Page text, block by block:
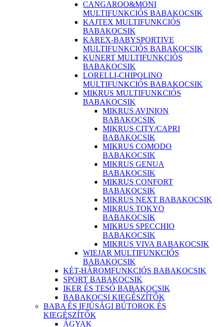
CANGAROO&MONI
MULTIFUNKCIÓS BABAKOCSIK
KAJTEX MULTIFUNKCIÓS
BABAKOCSIK
KAREX-BABYSPORTIVE
MULTIFUNKCIÓS BABAKOCSIK
KUNERT MULTIFUNKCIÓS
BABAKOCSIK
LORELLI-CHIPOLINO
MULTIFUNKCIÓS BABAKOCSIK
MIKRUS MULTIFUNKCIÓS
BABAKOCSIK
MIKRUS AVINION
BABAKOCSIK
MIKRUS CITY/CAPRI
BABAKOCSIK
MIKRUS COMODO
BABAKOCSIK
MIKRUS GENUA
BABAKOCSIK
MIKRUS CONFORT
BABAKOCSIK
MIKRUS NEXT BABAKOCSIK
MIKRUS TOKYO
BABAKOCSIK
MIKRUS SPECCHIO
BABAKOCSIK
MIKRUS VIVA BABAKOCSIK
WIEJAR MULTIFUNKCIÓS
BABAKOCSIK
KÉT-HÁROMFUNKCIÓS BABAKOCSIK
SPORT BABAKOCSIK
IKER ÉS TESÓ BABAKOCSIK
BABAKOCSI KIEGÉSZÍTŐK
BABA ÉS IFJÚSÁGI BÚTOROK ÉS
KIEGÉSZÍTŐK
ÁGYAK